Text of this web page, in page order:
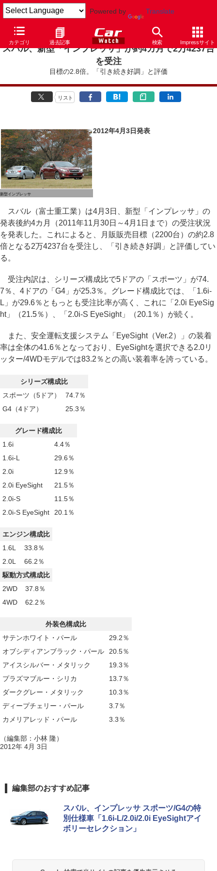
Powered by Translate
カテゴリ 過去記事 検索 Impressサイト
スバル、新型「インプレッサ」が約4カ月で2万4237台
を受注
目標の2.8倍。「引き続き好調」と評価
リスト
新型インプレッサ
2012年4月3日発表
スバル（富士重工業）は4月3日、新型「インプレッサ」の
発表後約4カ月（2011年11月30日～4月1日まで）の受注状況
を発表した。これによると、月販販売目標（2200台）の約2.8
倍となる2万4237台を受注し、「引き続き好調」と評価してい
る。
受注内訳は、シリーズ構成比で5ドアの「スポーツ」が74.
7％、4ドアの「G4」が25.3％。グレード構成比では、「1.6i-
L」が29.6％ともっとも受注比率が高く、これに「2.0i EyeSig
ht」（21.5％）、「2.0i-S EyeSight」（20.1％）が続く。
また、安全運転支援システム「EyeSight（Ver.2）」の装着
率は全体の41.6％となっており、EyeSightを選択できる2.0リ
ッター/4WDモデルでは83.2％との高い装着率を誇っている。
シリーズ構成比
スポーツ（5ドア）
74.7％
G4（4ドア）
25.3％
グレード構成比
1.6i
4.4％
1.6i-L
29.6％
2.0i
12.9％
2.0i EyeSight
21.5％
2.0i-S
11.5％
2.0i-S EyeSight
20.1％
エンジン構成比
1.6L
33.8％
2.0L
66.2％
駆動方式構成比
2WD
37.8％
4WD
62.2％
外装色構成比
サテンホワイト・パール
29.2％
オブシディアンブラック・パール
20.5％
アイスシルバー・メタリック
19.3％
プラズマブルー・シリカ
13.7％
ダークグレー・メタリック
10.3％
ディープチェリー・パール
3.7％
カメリアレッド・パール
3.3％
（編集部：小林 隆）
2012年 4月 3日
編集部のおすすめ記事
スバル、インプレッサ スポーツ/G4の特
別仕様車「1.6i-L/2.0i/2.0i EyeSightアイ
ボリーセレクション」